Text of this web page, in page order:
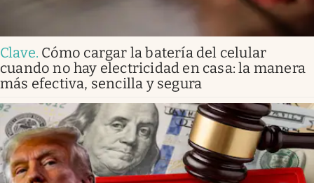
Clave. Cómo cargar la batería del celular
cuando no hay electricidad en casa: la manera
más efectiva, sencilla y segura